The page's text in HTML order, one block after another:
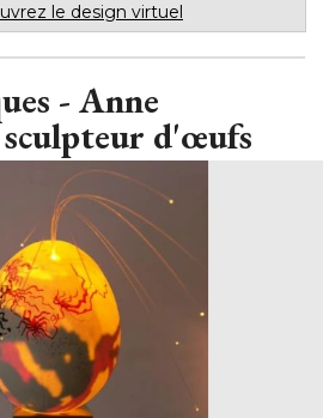
le design virtuel
- Anne
d'œufs